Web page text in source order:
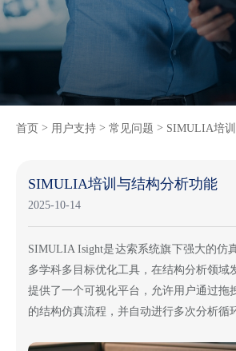
首页 > 用户支持 > 常见问题 > SIMULIA培
SIMULIA培训与结构分析功能
2025-10-14
SIMULIA Isight是达索系统旗下强大的仿
多学科多目标优化工具，在结构分析领域
提供了一个可视化平台，允许用户通过拖
的结构仿真流程，并自动进行多次分析循